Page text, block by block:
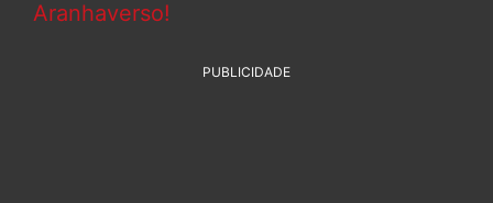
Aranhaverso!
PUBLICIDADE